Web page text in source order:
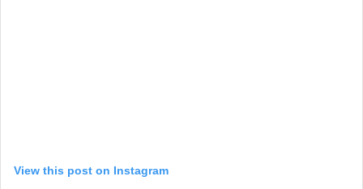
View this post on Instagram